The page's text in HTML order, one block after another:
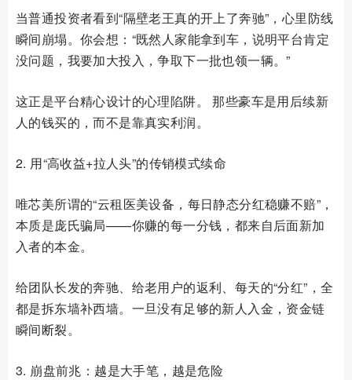
当普通投资者看到“隔壁老王真的开上了奔驰”，心里防线
瞬间崩塌。你会想：“既然人家能拿到车，说明平台肯定
没问题，我要加大投入，争取下一批也领一辆。”
这正是平台精心设计的心理陷阱。 那些豪车是用后续新
人的钱买的，而不是靠真实利润。
2. 用“高收益+拉人头”的传销模式续命
唯芯美所谓的“云租医美设备，每日静态分红稳赚不赔”，
本质是庞氏骗局——你赚的每一分钱，都来自后面新加
入者的本金。
给团队长发的奔驰、给老用户的返利、每天的“分红”，全
都是拆东墙补西墙。一旦没有足够的新人入金，资金链
瞬间断裂。
3. 崩盘前兆：越是大手笔，越是危险